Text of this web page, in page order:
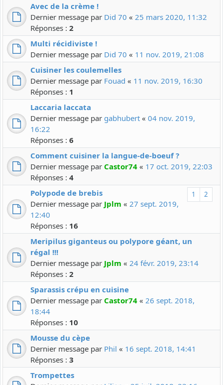
Avec de la crème !
Dernier message par Did 70 « 25 mars 2020, 11:32
Réponses : 2
Multi récidiviste !
Dernier message par Did 70 « 11 nov. 2019, 21:08
Cuisiner les coulemelles
Dernier message par Fouad « 11 nov. 2019, 16:30
Réponses : 1
Laccaria laccata
Dernier message par gabhubert « 04 nov. 2019,
16:22
Réponses : 6
Comment cuisiner la langue-de-boeuf ?
Dernier message par Castor74 « 17 oct. 2019, 22:03
Réponses : 4
1 2
Polypode de brebis
Dernier message par Jplm « 27 sept. 2019,
12:40
Réponses : 16
Meripilus giganteus ou polypore géant, un
régal !!!
Dernier message par Jplm « 24 févr. 2019, 23:14
Réponses : 2
Sparassis crépu en cuisine
Dernier message par Castor74 « 26 sept. 2018,
18:44
Réponses : 10
Mousse du cèpe
Dernier message par Phil « 16 sept. 2018, 14:41
Réponses : 3
Trompettes